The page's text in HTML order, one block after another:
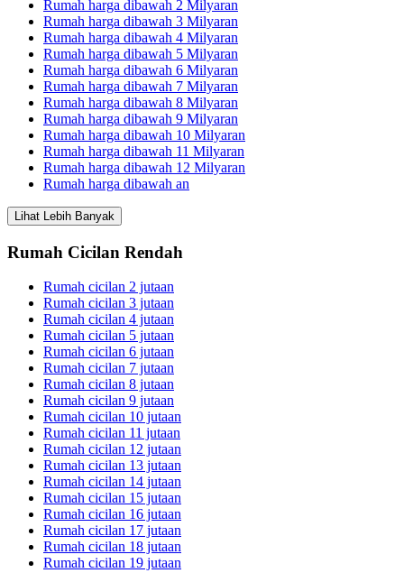
Rumah harga dibawah 2 Milyaran
Rumah harga dibawah 3 Milyaran
Rumah harga dibawah 4 Milyaran
Rumah harga dibawah 5 Milyaran
Rumah harga dibawah 6 Milyaran
Rumah harga dibawah 7 Milyaran
Rumah harga dibawah 8 Milyaran
Rumah harga dibawah 9 Milyaran
Rumah harga dibawah 10 Milyaran
Rumah harga dibawah 11 Milyaran
Rumah harga dibawah 12 Milyaran
Rumah harga dibawah an
Lihat Lebih Banyak
Rumah Cicilan Rendah
Rumah cicilan 2 jutaan
Rumah cicilan 3 jutaan
Rumah cicilan 4 jutaan
Rumah cicilan 5 jutaan
Rumah cicilan 6 jutaan
Rumah cicilan 7 jutaan
Rumah cicilan 8 jutaan
Rumah cicilan 9 jutaan
Rumah cicilan 10 jutaan
Rumah cicilan 11 jutaan
Rumah cicilan 12 jutaan
Rumah cicilan 13 jutaan
Rumah cicilan 14 jutaan
Rumah cicilan 15 jutaan
Rumah cicilan 16 jutaan
Rumah cicilan 17 jutaan
Rumah cicilan 18 jutaan
Rumah cicilan 19 jutaan